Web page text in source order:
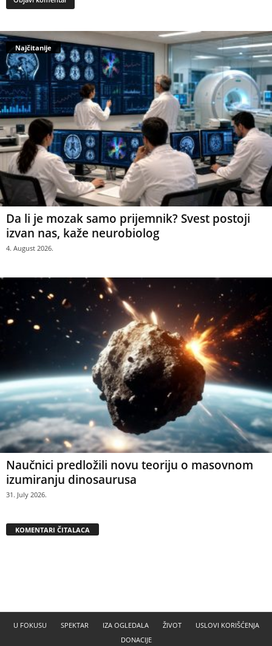
Najčitanije
Da li je mozak samo prijemnik? Svest postoji
izvan nas, kaže neurobiolog
4. August 2026.
Naučnici predložili novu teoriju o masovnom
izumiranju dinosaurusa
31. July 2026.
KOMENTARI ČITALACA
U FOKUSU SPEKTAR IZA OGLEDALA ŽIVOT
USLOVI KORIŠĆENJA
DONACIJE